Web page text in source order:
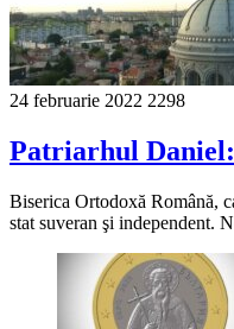
24 februarie 2022 2298
Patriarhul
Biserica Ortodoxă Română,
stat suveran şi independent.